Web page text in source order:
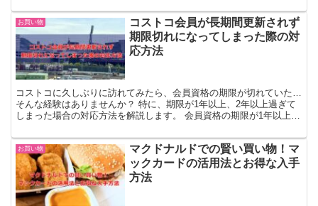
お買い物
コストコ会員が長期間更新されず
期限切れになってしまった際の対
応方法
コストコに久しぶりに訪れてみたら、会員資格の期限が切れていた…
そんな経験はありませんか？ 特に、期限が1年以上、2年以上過ぎて
しまった場合の対応方法を解説します。 会員資格の期限が1年以上切
お買い物
マクドナルドでの賢い買い物！マ
ックカードの活用法とお得な入手
方法